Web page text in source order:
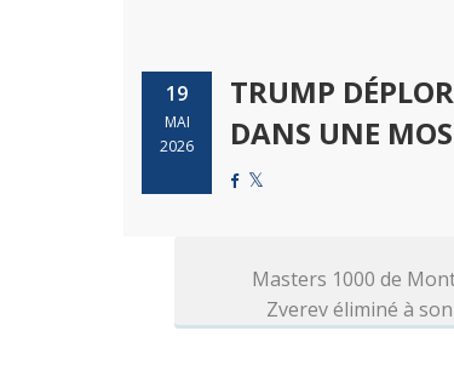
19
MAI
2026
TRUMP
DANS UNE
Masters 1000 de
Zverev éliminé à